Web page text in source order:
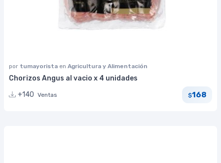
por tumayorista en Agricultura y Alimentación
Chorizos Angus al vacio x 4 unidades
+140 Ventas $168